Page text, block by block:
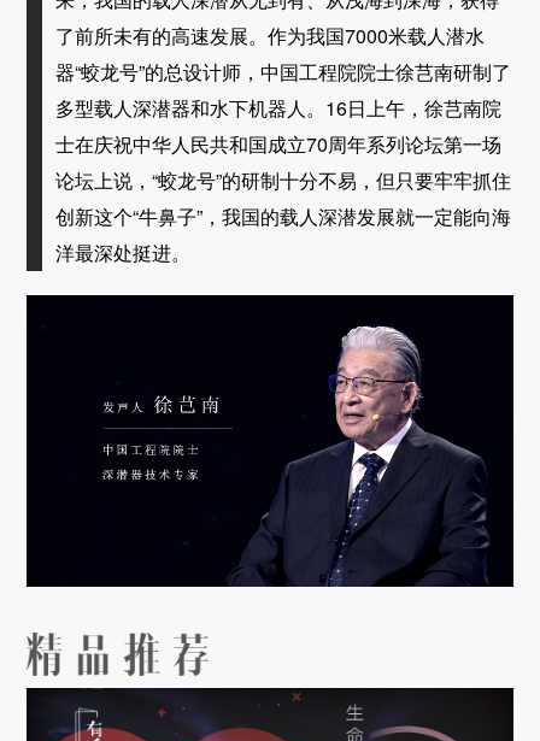
了前所未有的高速发展。作为我国7000米载人潜水
器“蛟龙号”的总设计师，中国工程院院士徐芑南研制了
多型载人深潜器和水下机器人。16日上午，徐芑南院
士在庆祝中华人民共和国成立70周年系列论坛第一场
论坛上说，“蛟龙号”的研制十分不易，但只要牢牢抓住
创新这个“牛鼻子”，我国的载人深潜发展就一定能向海
洋最深处挺进。